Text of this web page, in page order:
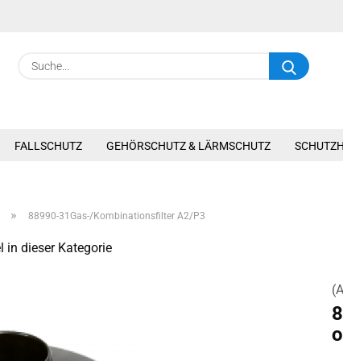
FALLSCHUTZ GEHÖRSCHUTZ & LÄRMSCHUTZ
» 88990-31Gas-/Kombinationsfilter A2/P3
in dieser Kategorie